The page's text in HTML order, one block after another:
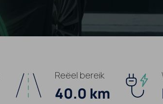
Reëel bereik
40.0 km